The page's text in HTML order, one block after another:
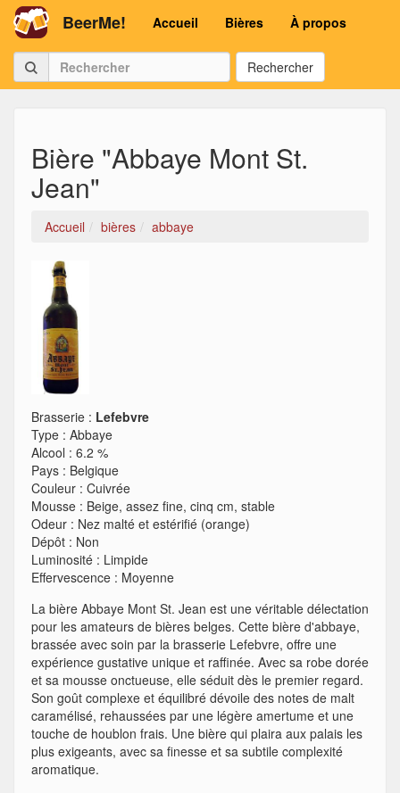
BeerMe! Accueil Bières À propos
Rechercher
Bière "Abbaye Mont St.
Jean"
Accueil bières abbaye
Brasserie : Lefebvre
Type : Abbaye
Alcool : 6.2 %
Pays : Belgique
Couleur : Cuivrée
Mousse : Beige, assez fine, cinq cm, stable
Odeur : Nez malté et estérifié (orange)
Dépôt : Non
Luminosité : Limpide
Effervescence : Moyenne
La bière Abbaye Mont St. Jean est une véritable délectation
pour les amateurs de bières belges. Cette bière d'abbaye,
brassée avec soin par la brasserie Lefebvre, offre une
expérience gustative unique et raffinée. Avec sa robe dorée
et sa mousse onctueuse, elle séduit dès le premier regard.
Son goût complexe et équilibré dévoile des notes de malt
caramélisé, rehaussées par une légère amertume et une
touche de houblon frais. Une bière qui plaira aux palais les
plus exigeants, avec sa finesse et sa subtile complexité
aromatique.